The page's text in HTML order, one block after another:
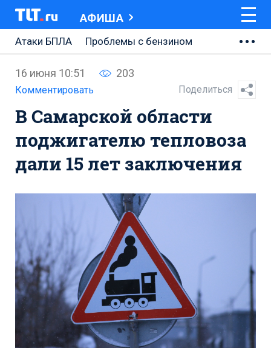
АФИША
Атаки БПЛА
Проблемы с бензином
Ремонт Центральной площади
Ремонт Обводного шоссе
Набережная Тольятти
Неделя Тольятти
16 июня 10:51 203
Комментировать Поделиться
В Самарской области
поджигателю тепловоза
дали 15 лет заключения